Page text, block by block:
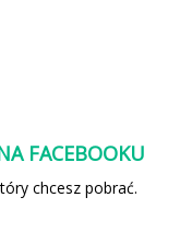
FACEBOOKU
chcesz pobrać.